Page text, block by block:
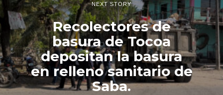
NEXT STORY
Recolectores de
basura de Tocoa
depositan la basura
en relleno sanitario de
Saba.